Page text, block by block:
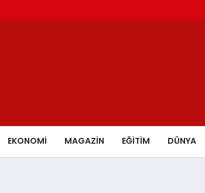
EKONOMİ MAGAZİN EĞİTİM DÜNYA